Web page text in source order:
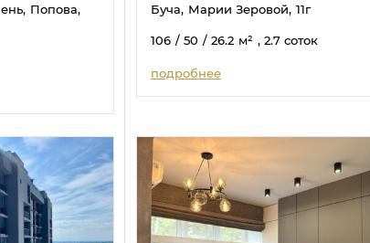
Попова,
Буча, Марии Зеровой, 11г
106 / 50 / 26.2 м² , 2.7 соток
подробнее